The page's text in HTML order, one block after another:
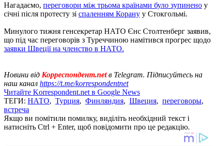
Нагадаємо, переговори між трьома країнами було зупинено у
січні після протесту зі спаленням Корану у Стокгольмі.
Минулого тижня генсекретар НАТО Єнс Столтенберг заявив,
що під час переговорів з Туреччиною намітився прогрес щодо
заявки Швеції на членство в НАТО.
Новини від Корреспондент.netв Telegram. Підписуйтесь на
наш канал https://t.me/korrespondentnet
Читайте Korrespondent.net в Google News
ТЕГИ: НАТО, Турция, Финляндия, Швеция, переговоры,
встреча
Якщо ви помітили помилку, виділіть необхідний текст і
натисніть Ctrl + Enter, щоб повідомити про це редакцію.